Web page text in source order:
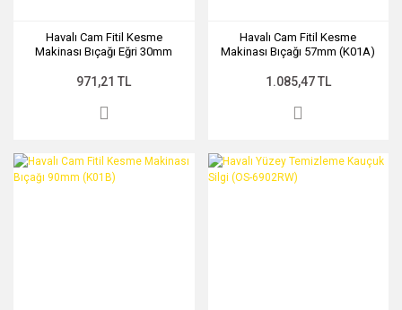
Havalı Cam Fitil Kesme
Makinası Bıçağı Eğri 30mm
971,21 TL
Havalı Cam Fitil Kesme
Makinası Bıçağı 57mm (K01A)
1.085,47 TL